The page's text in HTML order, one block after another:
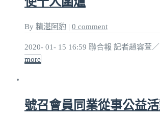
By 精湛阿豹 | 0 comment
2020- 01- 15 16:59 聯合報 記者趙容萱
more
號召會員同業從事公益